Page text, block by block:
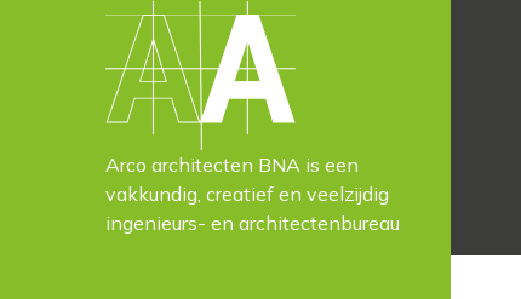
Arco architecten BNA is een
vakkundig, creatief en veelzijdig
ingenieurs- en architectenbureau